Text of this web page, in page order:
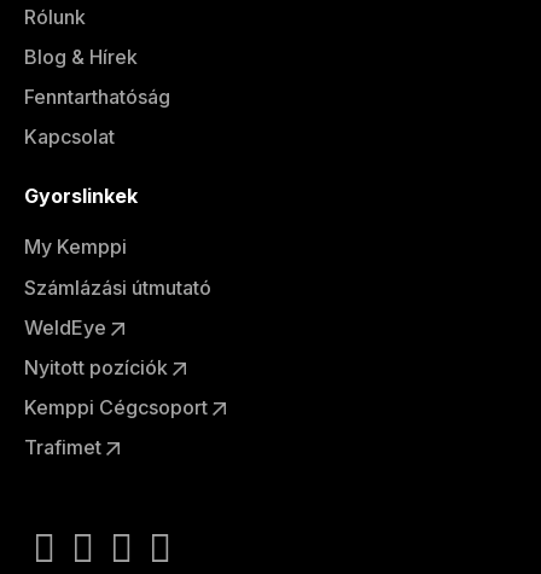
Rólunk
Blog & Hírek
Fenntarthatóság
Kapcsolat
Gyorslinkek
My Kemppi
Számlázási útmutató
WeldEye
Nyitott pozíciók
Kemppi Cégcsoport
Trafimet